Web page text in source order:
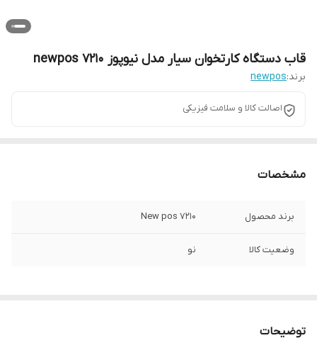
قاب دستگاه کارتخوان سیار مدل نیوپوز newpos 7210
برند:newpos
اصالت کالا و سلامت فیزیکی
مشخصات
برند محصول New pos 7210
وضعیت کالا نو
توضیحات